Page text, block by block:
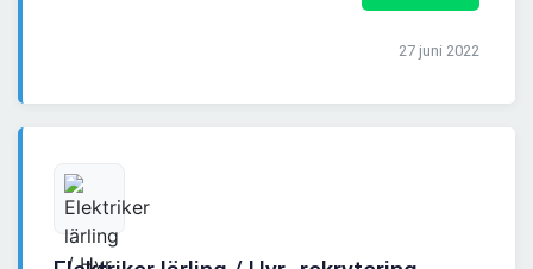
27 juni 2022